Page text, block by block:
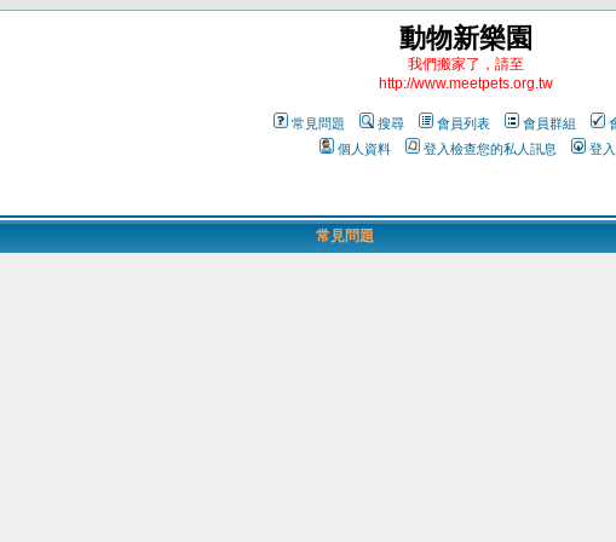
動物新樂園
我們搬家了，請至
http://www.meetpets.org.tw
常見問題 搜尋 會員列表 會員群組
個人資料
登入檢查您的私人訊息 登入
常見問題